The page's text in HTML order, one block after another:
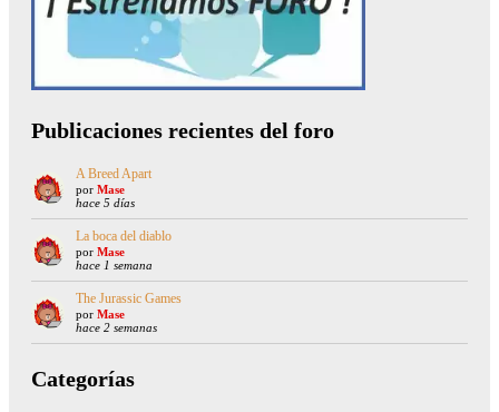
Publicaciones recientes del foro
A Breed Apart
por Mase
hace 5 días
La boca del diablo
por Mase
hace 1 semana
The Jurassic Games
por Mase
hace 2 semanas
Categorías